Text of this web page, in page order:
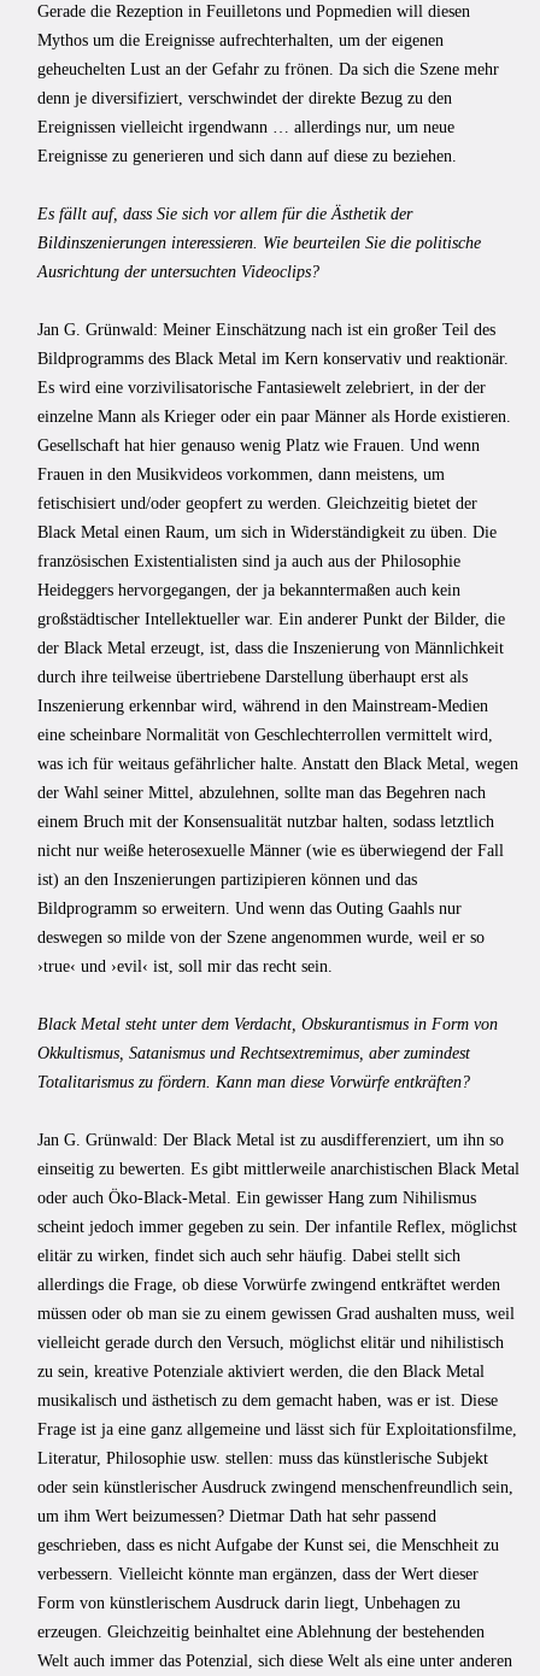
Gerade die Rezeption in Feuilletons und Popmedien will diesen
Mythos um die Ereignisse aufrechterhalten, um der eigenen
geheuchelten Lust an der Gefahr zu frönen. Da sich die Szene mehr
denn je diversifiziert, verschwindet der direkte Bezug zu den
Ereignissen vielleicht irgendwann … allerdings nur, um neue
Ereignisse zu generieren und sich dann auf diese zu beziehen.
Es fällt auf, dass Sie sich vor allem für die Ästhetik der
Bildinszenierungen interessieren. Wie beurteilen Sie die politische
Ausrichtung der untersuchten Videoclips?
Jan G. Grünwald: Meiner Einschätzung nach ist ein großer Teil des
Bildprogramms des Black Metal im Kern konservativ und reaktionär.
Es wird eine vorzivilisatorische Fantasiewelt zelebriert, in der der
einzelne Mann als Krieger oder ein paar Männer als Horde existieren.
Gesellschaft hat hier genauso wenig Platz wie Frauen. Und wenn
Frauen in den Musikvideos vorkommen, dann meistens, um
fetischisiert und/oder geopfert zu werden. Gleichzeitig bietet der
Black Metal einen Raum, um sich in Widerständigkeit zu üben. Die
französischen Existentialisten sind ja auch aus der Philosophie
Heideggers hervorgegangen, der ja bekanntermaßen auch kein
großstädtischer Intellektueller war. Ein anderer Punkt der Bilder, die
der Black Metal erzeugt, ist, dass die Inszenierung von Männlichkeit
durch ihre teilweise übertriebene Darstellung überhaupt erst als
Inszenierung erkennbar wird, während in den Mainstream-Medien
eine scheinbare Normalität von Geschlechterrollen vermittelt wird,
was ich für weitaus gefährlicher halte. Anstatt den Black Metal, wegen
der Wahl seiner Mittel, abzulehnen, sollte man das Begehren nach
einem Bruch mit der Konsensualität nutzbar halten, sodass letztlich
nicht nur weiße heterosexuelle Männer (wie es überwiegend der Fall
ist) an den Inszenierungen partizipieren können und das
Bildprogramm so erweitern. Und wenn das Outing Gaahls nur
deswegen so milde von der Szene angenommen wurde, weil er so
›true‹ und ›evil‹ ist, soll mir das recht sein.
Black Metal steht unter dem Verdacht, Obskurantismus in Form von
Okkultismus, Satanismus und Rechtsextremimus, aber zumindest
Totalitarismus zu fördern. Kann man diese Vorwürfe entkräften?
Jan G. Grünwald: Der Black Metal ist zu ausdifferenziert, um ihn so
einseitig zu bewerten. Es gibt mittlerweile anarchistischen Black Metal
oder auch Öko-Black-Metal. Ein gewisser Hang zum Nihilismus
scheint jedoch immer gegeben zu sein. Der infantile Reflex, möglichst
elitär zu wirken, findet sich auch sehr häufig. Dabei stellt sich
allerdings die Frage, ob diese Vorwürfe zwingend entkräftet werden
müssen oder ob man sie zu einem gewissen Grad aushalten muss, weil
vielleicht gerade durch den Versuch, möglichst elitär und nihilistisch
zu sein, kreative Potenziale aktiviert werden, die den Black Metal
musikalisch und ästhetisch zu dem gemacht haben, was er ist. Diese
Frage ist ja eine ganz allgemeine und lässt sich für Exploitationsfilme,
Literatur, Philosophie usw. stellen: muss das künstlerische Subjekt
oder sein künstlerischer Ausdruck zwingend menschenfreundlich sein,
um ihm Wert beizumessen? Dietmar Dath hat sehr passend
geschrieben, dass es nicht Aufgabe der Kunst sei, die Menschheit zu
verbessern. Vielleicht könnte man ergänzen, dass der Wert dieser
Form von künstlerischem Ausdruck darin liegt, Unbehagen zu
erzeugen. Gleichzeitig beinhaltet eine Ablehnung der bestehenden
Welt auch immer das Potenzial, sich diese Welt als eine unter anderen